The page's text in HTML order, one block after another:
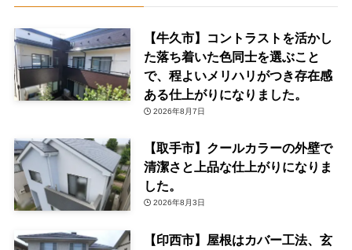
【牛久市】コントラストを活かし
た落ち着いた色同士を選ぶこと
で、程よいメリハリがつき存在感
ある仕上がりになりました。
2026年8月7日
【取手市】クールカラーの外壁で
清潔さと上品な仕上がりになりま
した。
2026年8月3日
【印西市】屋根はカバー工法、玄